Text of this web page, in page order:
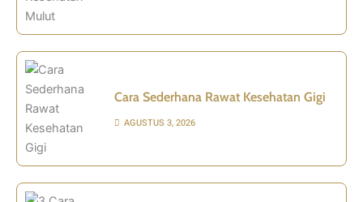
Cara Sederhana Rawat Kesehatan Gigi
AGUSTUS 3, 2026